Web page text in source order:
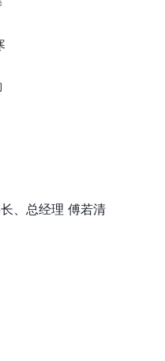
、总经理 傅若清